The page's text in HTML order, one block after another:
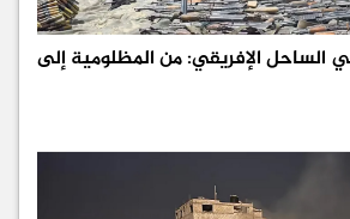
الساحل الإفريقي: من المظلومية إلى